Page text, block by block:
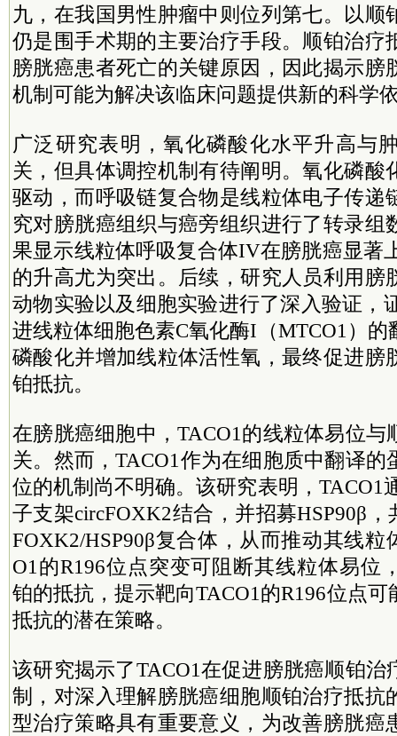
九，在我国男性肿瘤中则位列第七。以顺
仍是围手术期的主要治疗手段。顺铂治疗
膀胱癌患者死亡的关键原因，因此揭示膀
机制可能为解决该临床问题提供新的科学
广泛研究表明，氧化磷酸化水平升高与
关，但具体调控机制有待阐明。氧化磷酸
驱动，而呼吸链复合物是线粒体电子传递
究对膀胱癌组织与癌旁组织进行了转录组
果显示线粒体呼吸复合体IV在膀胱癌显著
的升高尤为突出。后续，研究人员利用膀
动物实验以及细胞实验进行了深入验证，
进线粒体细胞色素C氧化酶I（MTCO1）的
磷酸化并增加线粒体活性氧，最终促进膀
铂抵抗。
在膀胱癌细胞中，TACO1的线粒体易位与
关。然而，TACO1作为在细胞质中翻译的
位的机制尚不明确。该研究表明，TACO1
子支架circFOXK2结合，并招募HSP90β，
FOXK2/HSP90β复合体，从而推动其线粒
O1的R196位点突变可阻断其线粒体易位
铂的抵抗，提示靶向TACO1的R196位点
抵抗的潜在策略。
该研究揭示了TACO1在促进膀胱癌顺铂治
制，对深入理解膀胱癌细胞顺铂治疗抵抗
型治疗策略具有重要意义，为改善膀胱癌